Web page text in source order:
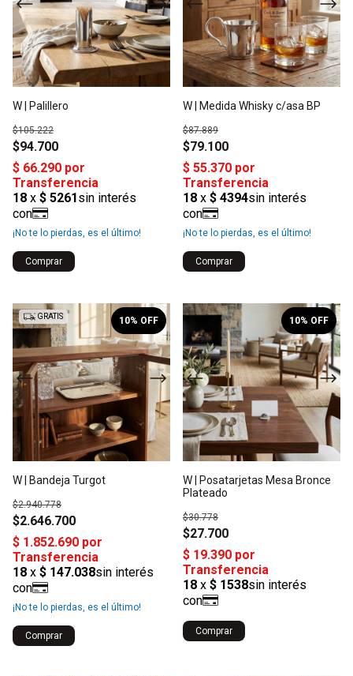
W | Palillero
$94.700
$105.222
¡No te lo pierdas, es el último!
W | Medida Whisky c/asa BP
$79.100
$87.889
¡No te lo pierdas, es el último!
1/2
GRATIS
W | Bandeja Turgot
$2.646.700
$2.940.778
10% OFF
¡No te lo pierdas, es el último!
1/2
W | Posatarjetas Mesa Bronce
Plateado
$27.700
$30.778
10% OFF